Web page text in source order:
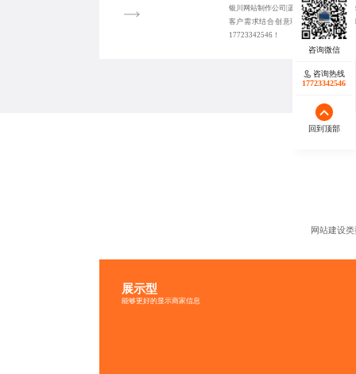
银川网站制作公司|蓝橙科技-西宁品牌
客户需求结合创意理念，打造品牌专
17723342546！
网站建设
展示型
能够更好的显示商家信息
咨询热线
17723342546
回到顶部